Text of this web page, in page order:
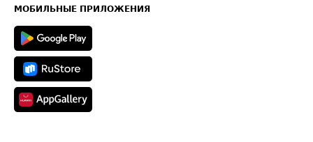
Техническая информация
МОБИЛЬНЫЕ ПРИЛОЖЕНИЯ